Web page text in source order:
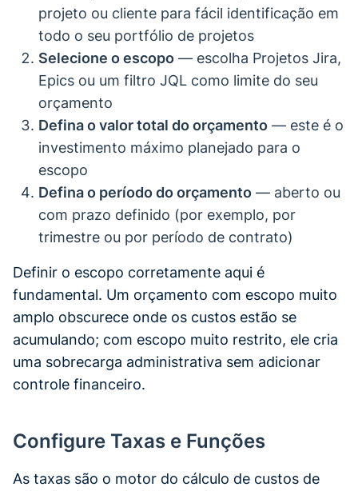
projeto ou cliente para fácil identificação em
todo o seu portfólio de projetos
Selecione o escopo — escolha Projetos Jira,
Epics ou um filtro JQL como limite do seu
orçamento
Defina o valor total do orçamento — este é o
investimento máximo planejado para o
escopo
Defina o período do orçamento — aberto ou
com prazo definido (por exemplo, por
trimestre ou por período de contrato)
Definir o escopo corretamente aqui é
fundamental. Um orçamento com escopo muito
amplo obscurece onde os custos estão se
acumulando; com escopo muito restrito, ele cria
uma sobrecarga administrativa sem adicionar
controle financeiro.
Configure Taxas e Funções
As taxas são o motor do cálculo de custos de